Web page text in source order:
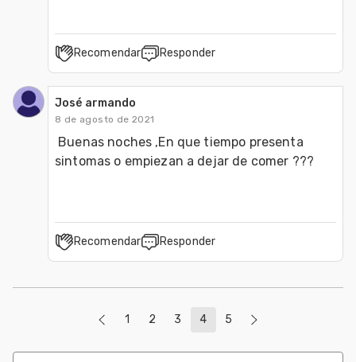
Recomendar Responder
José armando
8 de agosto de 2021
sintomas o empiezan a dejar de comer ???
Recomendar Responder
1 2 3 4 5